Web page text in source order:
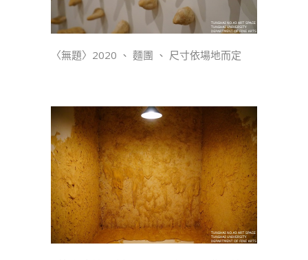
〈無題〉2020 、 麵團 、 尺寸依場地而定